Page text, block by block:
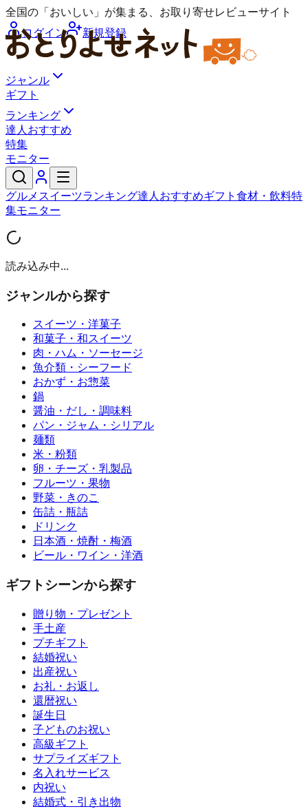
全国の「おいしい」が集まる、お取り寄せレビューサイト
ログイン
新規登録
ジャンル
ギフト
ランキング
達人おすすめ
特集
モニター
グルメ スイーツランキング達人おすすめギフト 食材・飲料特
集モニター
読み込み中...
ジャンルから探す
スイーツ・洋菓子
和菓子・和スイーツ
肉・ハム・ソーセージ
魚介類・シーフード
おかず・お惣菜
鍋
醤油・だし・調味料
パン・ジャム・シリアル
麺類
米・粉類
卵・チーズ・乳製品
フルーツ・果物
野菜・きのこ
缶詰・瓶詰
ドリンク
日本酒・焼酎・梅酒
ビール・ワイン・洋酒
ギフトシーンから探す
贈り物・プレゼント
手土産
プチギフト
結婚祝い
出産祝い
お礼・お返し
還暦祝い
誕生日
子どものお祝い
高級ギフト
サプライズギフト
名入れサービス
内祝い
結婚式・引き出物